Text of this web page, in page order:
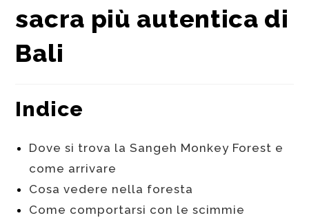
sacra più autentica di
Bali
Indice
Dove si trova la Sangeh Monkey Forest e
come arrivare
Cosa vedere nella foresta
Come comportarsi con le scimmie